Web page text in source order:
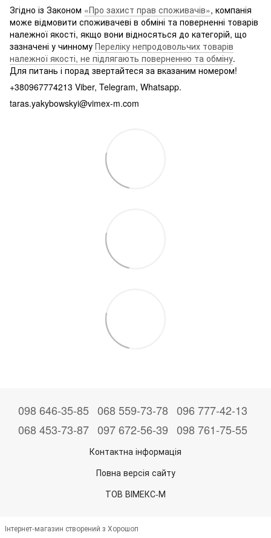
Згідно із Законом «Про захист прав споживачів», компанія
може відмовити споживачеві в обміні та поверненні товарів
належної якості, якщо вони відносяться до категорій, що
зазначені у чинному Переліку непродовольчих товарів
належної якості, не підлягають поверненню та обміну.
Для питань і порад звертайтеся за вказаним номером!
+380967774213 Viber, Telegram, Whatsapp.
taras.yakybowskyi@vimex-m.com
098 646-35-85 068 559-73-78 096 777-42-13
068 453-73-87 097 672-56-39 098 761-75-55
Контактна інформація
Повна версія сайту
ТОВ ВІМЕКС-М
Інтернет-магазин створений з Хорошоп